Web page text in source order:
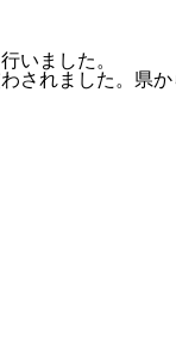
いました。
れました。県